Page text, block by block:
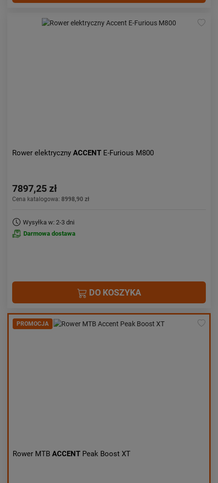
Rower elektryczny ACCENT E-Furious M800
7897,25 zł
Cena katalogowa: 8998,90 zł
Wysyłka w: 2-3 dni
Darmowa dostawa
DO KOSZYKA
PROMOCJA
Rower MTB ACCENT Peak Boost XT